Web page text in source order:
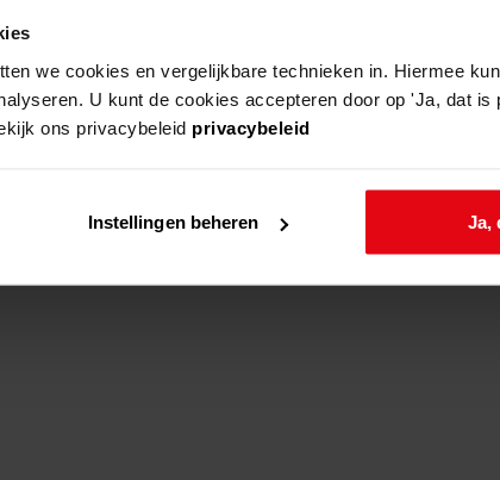
we cookies en vergelijkbare technieken in. Hiermee
U kunt de cookies accepteren door op 'Ja, dat
ons privacybeleid privacybeleid
Instellingen beheren Ja,